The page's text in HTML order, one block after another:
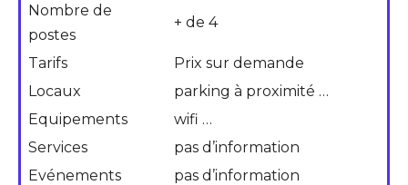
Nombre de
postes
+ de 4
Tarifs
Prix sur demande
Locaux
parking à proximité …
Equipements
wifi …
Services
pas d’information
Evénements
pas d’information